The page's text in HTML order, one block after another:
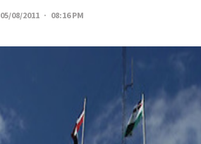
05/08/2011 · 08:16 PM